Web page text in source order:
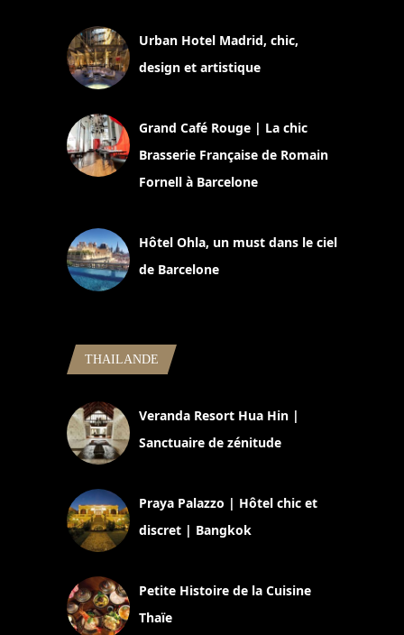
Urban Hotel Madrid, chic,
design et artistique
Grand Café Rouge | La chic
Brasserie Française de Romain
Fornell à Barcelone
Hôtel Ohla, un must dans le ciel
de Barcelone
THAILANDE
Veranda Resort Hua Hin |
Sanctuaire de zénitude
Praya Palazzo | Hôtel chic et
discret | Bangkok
Petite Histoire de la Cuisine
Thaïe